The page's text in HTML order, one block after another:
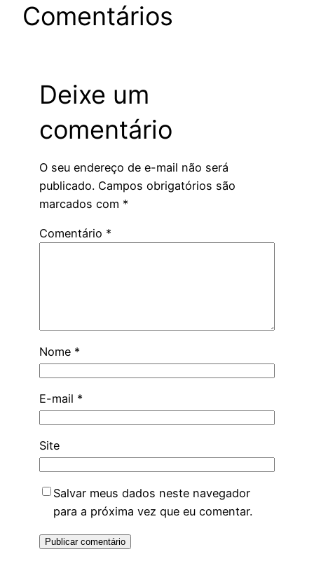
Comentários
Deixe um
comentário
O seu endereço de e-mail não será
publicado. Campos obrigatórios são
marcados com *
Comentário *
Nome *
E-mail *
Site
Salvar meus dados neste navegador
para a próxima vez que eu comentar.